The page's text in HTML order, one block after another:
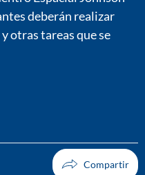
deberán realizar
otras tareas que se